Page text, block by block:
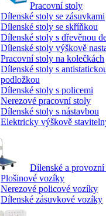
Pracovní stoly
Dílenské stoly se zásuvkami
Dílenské stoly se skříňkou
Dílenské stoly s dřevěnou
Dílenské stoly výškově
Pracovní stoly na kolečkách
Dílenské stoly s
podložkou
Dílenské stoly s policemi
Nerezové pracovní stoly
Dílenské stoly s nástavbou
Elektricky výškově
Dílenské a
Plošinové vozíky
Nerezové policové vozíky
Dílenské zásuvkové vozíky